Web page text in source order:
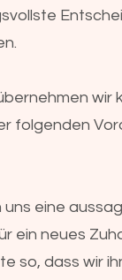
wir
folgenden
uns eine
ein neues
so, dass wir